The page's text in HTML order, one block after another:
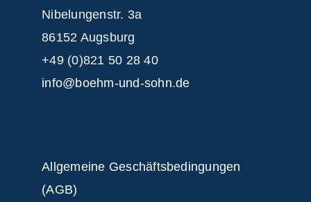
Nibelungenstr. 3a
86152 Augsburg
+49 (0)821 50 28 40
info@boehm-und-sohn.de
Allgemeine Geschäftsbedingungen
(AGB)